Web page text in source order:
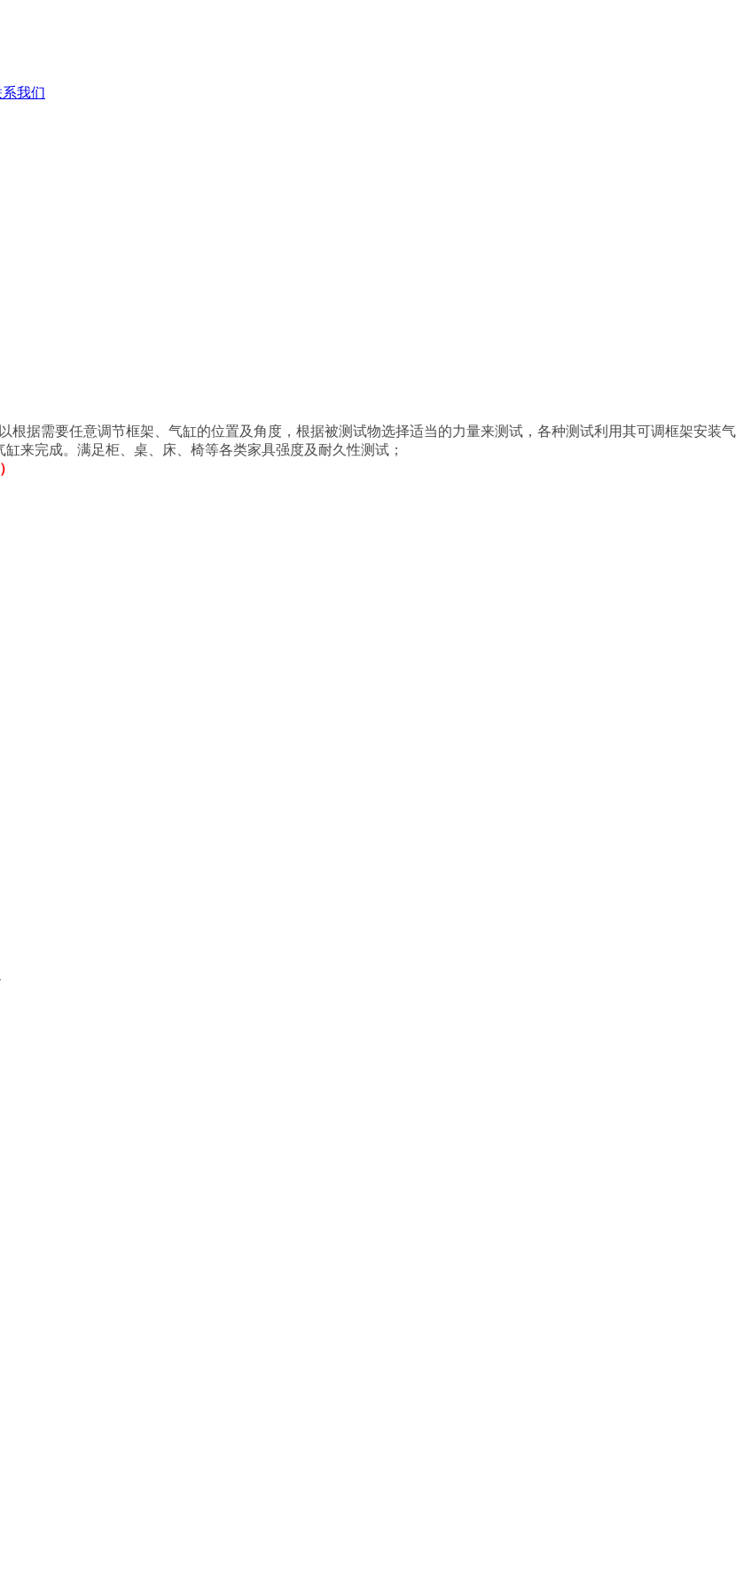
我们
根据需要任意调节框架、气缸的位置及角度，根据被测试物选择适当的力量来测试，各种测试利用其可调框架安装气
来完成。满足柜、桌、床、椅等各类家具强度及耐久性测试；